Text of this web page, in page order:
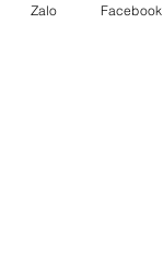
Zalo Facebook